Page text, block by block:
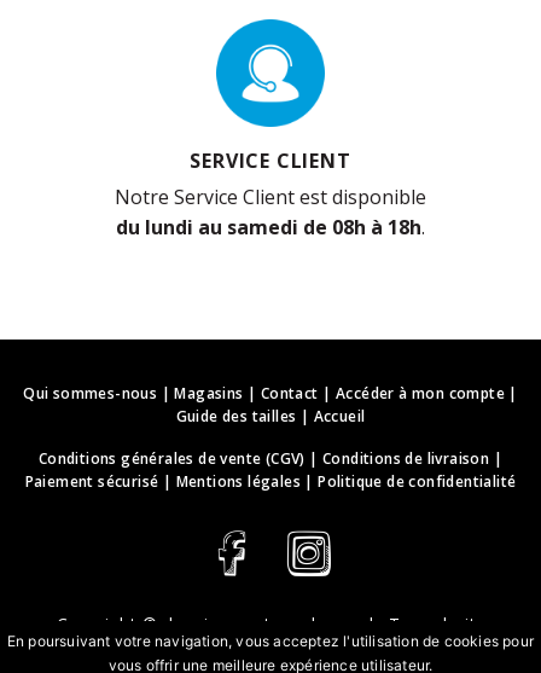
SERVICE CLIENT
Notre Service Client est disponible
du lundi au samedi de 08h à 18h.
Qui sommes-nous |Magasins | Contact | Accéder à mon compte|
Guide des tailles | Accueil
Conditions générales de vente (CGV) |Conditions de livraison |
Paiement sécurisé | Mentions légales |Politique de confidentialité
Copyright © deguisements-cadeaux.ch
. Tous droits
réservés.
En poursuivant votre navigation, vous acceptez l'utilisation de cookies pour
vous offrir une meilleure expérience utilisateur.